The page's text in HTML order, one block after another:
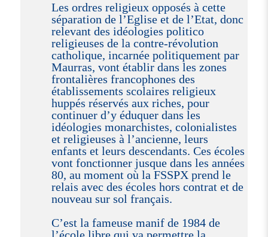
Les ordres religieux opposés à cette
séparation de l’Eglise et de l’Etat, donc
relevant des idéologies politico
religieuses de la contre-révolution
catholique, incarnée politiquement par
Maurras, vont établir dans les zones
frontalières francophones des
établissements scolaires religieux
huppés réservés aux riches, pour
continuer d’y éduquer dans les
idéologies monarchistes, colonialistes
et religieuses à l’ancienne, leurs
enfants et leurs descendants. Ces écoles
vont fonctionner jusque dans les années
80, au moment où la FSSPX prend le
relais avec des écoles hors contrat et de
nouveau sur sol français.
C’est la fameuse manif de 1984 de